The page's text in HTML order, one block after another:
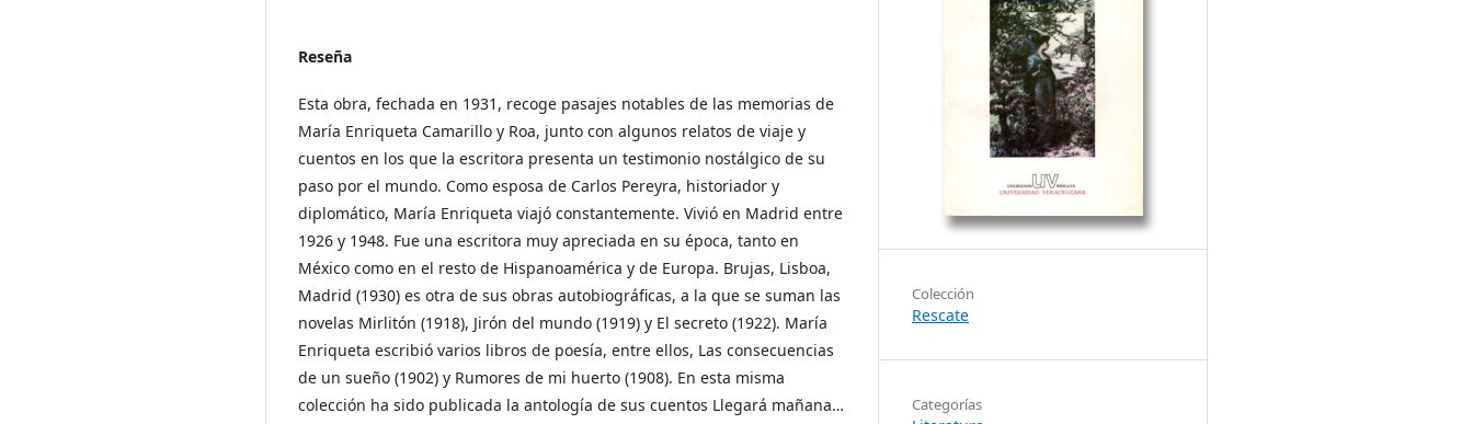
Reseña
Esta obra, fechada en 1931, recoge pasajes notables de las memorias de
María Enriqueta Camarillo y Roa, junto con algunos relatos de viaje y
cuentos en los que la escritora presenta un testimonio nostálgico de su
paso por el mundo. Como esposa de Carlos Pereyra, historiador y
diplomático, María Enriqueta viajó constantemente. Vivió en Madrid entre
1926 y 1948. Fue una escritora muy apreciada en su época, tanto en
México como en el resto de Hispanoamérica y de Europa. Brujas, Lisboa,
Madrid (1930) es otra de sus obras autobiográficas, a la que se suman las
novelas Mirlitón (1918), Jirón del mundo (1919) y El secreto (1922). María
Enriqueta escribió varios libros de poesía, entre ellos, Las consecuencias
de un sueño (1902) y Rumores de mi huerto (1908). En esta misma
colección ha sido publicada la antología de sus cuentos Llegará mañana…
Colección
Rescate
Categorías